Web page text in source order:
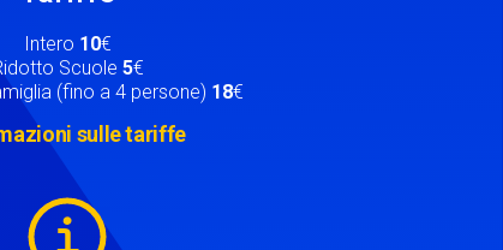
Intero 10€
Scuole 5€
(fino a 4 persone) 18€
sulle tariffe